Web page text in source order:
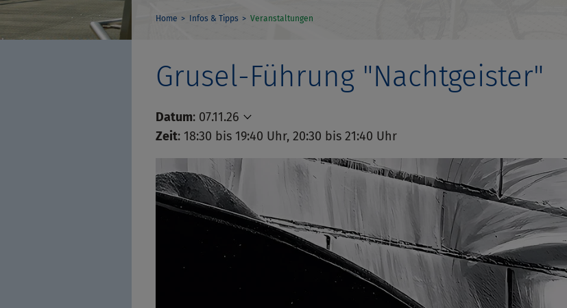
Home Infos & Tipps Veranstaltungen
Grusel-Führung "Nachtgeister"
Datum: 07.11.26
Zeit: 18:30 bis 19:40 Uhr, 20:30 bis 21:40 Uhr